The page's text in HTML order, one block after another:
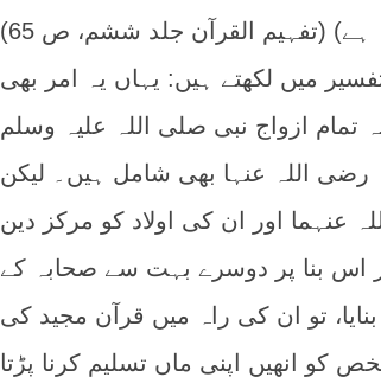
ہے) (تفہیم القرآن جلد ششم، ص 65)
احزاب کی آیت (6) کی تفسیر میں لکھتے ہیں: یہاں یہ امر بھی
ازواج نبی صلی اللہ علیہ وسلم
اللہ عنہا بھی شامل ہیں۔ لیکن
اور ان کی اولاد کو مرکز دین
اس بنا پر دوسرے بہت سے صحابہ کے
تو ان کی راہ میں قرآن مجید کی
انھیں اپنی ماں تسلیم کرنا پڑتا